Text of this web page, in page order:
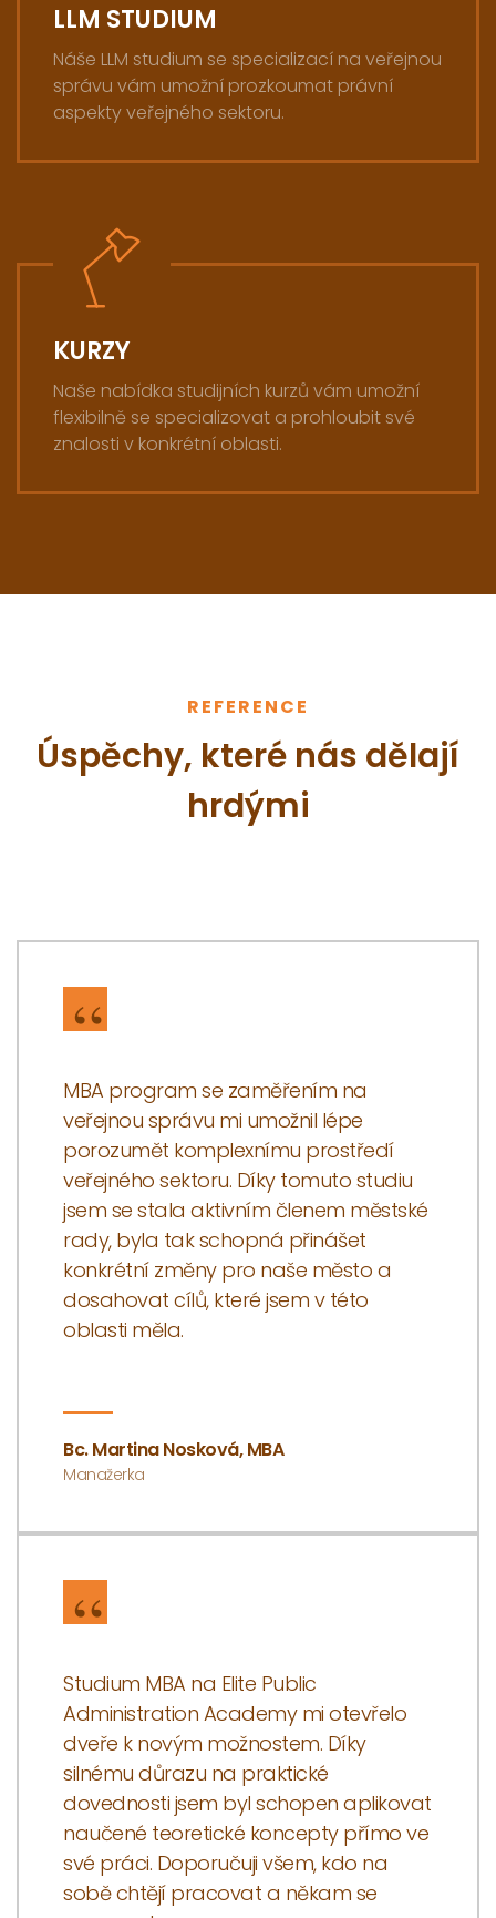
LLM STUDIUM
Náše LLM studium se specializací na veřejnou
správu vám umožní prozkoumat právní
aspekty veřejného sektoru.
KURZY
Naše nabídka studijních kurzů vám umožní
flexibilně se specializovat a prohloubit své
znalosti v konkrétní oblasti.
REFERENCE
Úspěchy, které nás dělají
hrdými
MBA program se zaměřením na
veřejnou správu mi umožnil lépe
porozumět komplexnímu prostředí
veřejného sektoru. Díky tomuto studiu
jsem se stala aktivním členem městské
rady, byla tak schopná přinášet
konkrétní změny pro naše město a
dosahovat cílů, které jsem v této
oblasti měla.
Bc. Martina Nosková, MBA
Manažerka
Studium MBA na Elite Public
Administration Academy mi otevřelo
dveře k novým možnostem. Díky
silnému důrazu na praktické
dovednosti jsem byl schopen aplikovat
naučené teoretické koncepty přímo ve
své práci. Doporučuji všem, kdo na
sobě chtějí pracovat a někam se